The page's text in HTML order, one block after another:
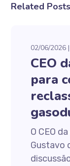
Related Posts
02/06/2026
CEO
para
O CEO
Gustavo